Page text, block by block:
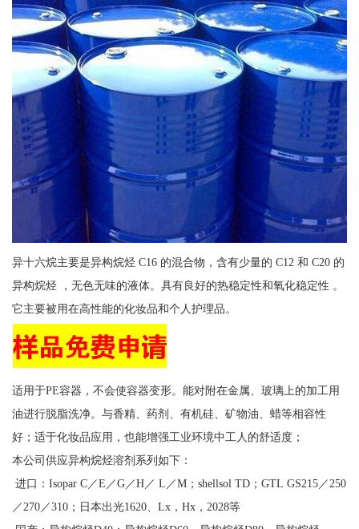
异十六烷主要是异构烷烃 C16 的混合物，含有少量的 C12 和 C20 的
异构烷烃 ，无色无味的液体。具有良好的热稳定性和氧化稳定性 。
它主要被用在高性能的化妆品和个人护理品。
适用于PE容器，不会使容器变形。能对附在金属、玻璃上的加工用
油进行脱脂洗净。与香精、药剂、有机硅、矿物油、蜡等相容性
好；适于化妆品应用，也能增强工业环境中工人的舒适度；
本公司供应异构烷烃溶剂系列如下：
进口：Isopar C／E／G／H／ L／M；shellsol TD；GTL GS215／250
／270／310；日本出光1620、Lx，Hx，2028等